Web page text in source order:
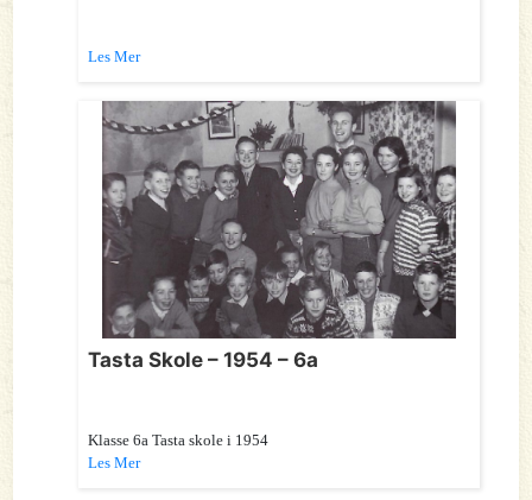
Les Mer
Tasta Skole – 1954 – 6a
Klasse 6a Tasta skole i 1954
Les Mer